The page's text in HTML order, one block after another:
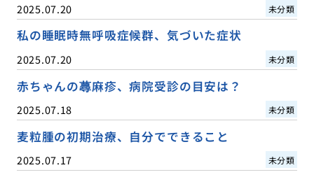
2025.07.20 未分類
私の睡眠時無呼吸症候群、気づいた症状
2025.07.20 未分類
赤ちゃんの蕁麻疹、病院受診の目安は？
2025.07.18 未分類
麦粒腫の初期治療、自分でできること
2025.07.17 未分類